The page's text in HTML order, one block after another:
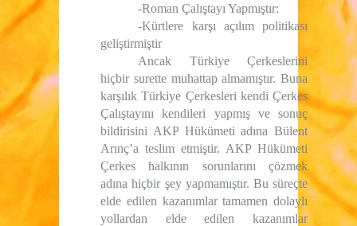
-Roman Çalıştayı Yapmıştır:
-Kürtlere karşı açılım politikası
geliştirmiştir
Ancak Türkiye Çerkeslerini
hiçbir surette muhattap almamıştır. Buna
karşılık Türkiye Çerkesleri kendi Çerkes
Çalıştayını kendileri yapmış ve sonuç
bildirisini AKP Hükümeti adına Bülent
Arınç’a teslim etmiştir. AKP Hükümeti
Çerkes halkının sorunlarını çözmek
adına hiçbir şey yapmamıştır. Bu süreçte
elde edilen kazanımlar tamamen dolaylı
yollardan elde edilen kazanımlar